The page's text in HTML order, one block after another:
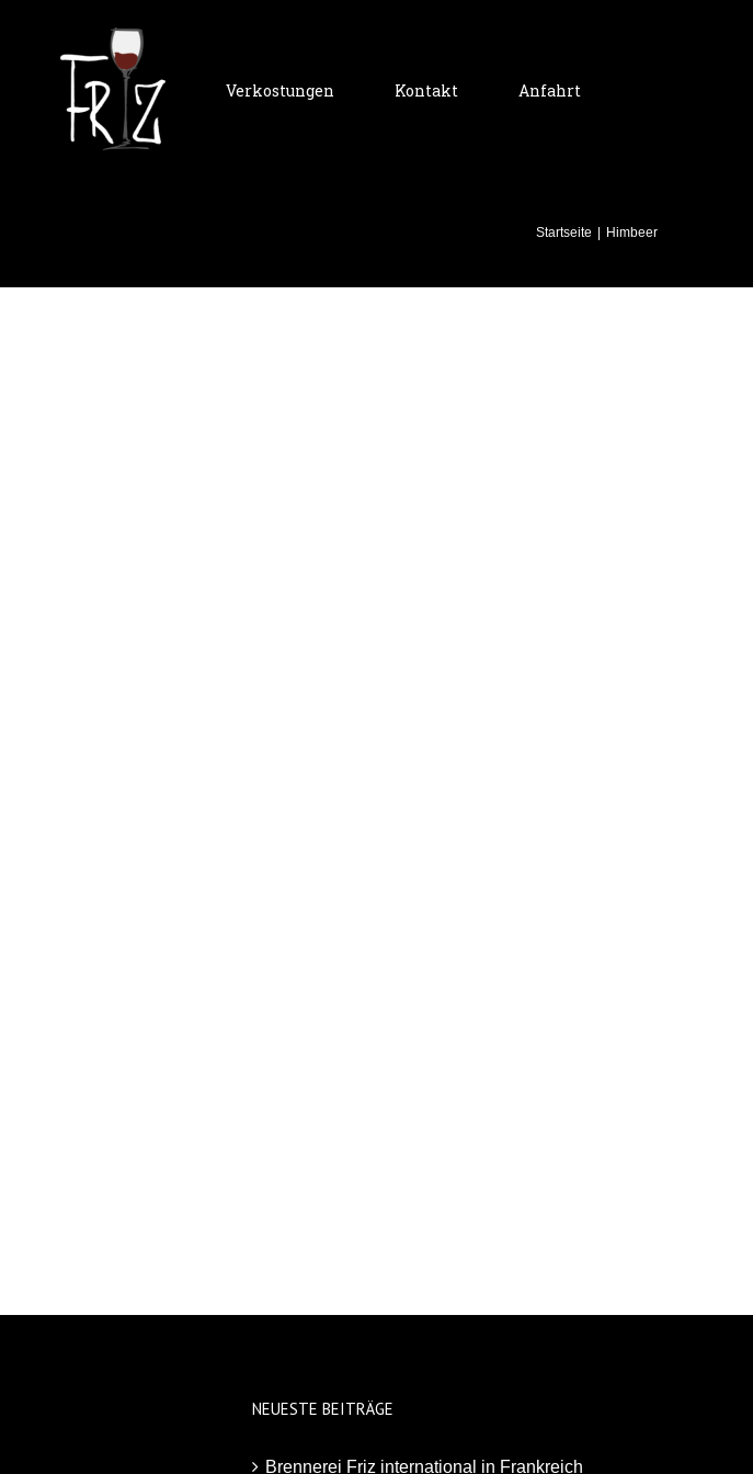
Verkostungen Kontakt Anfahrt
Startseite Himbeer
NEUESTE BEITRÄGE
Brennerei Friz international in Frankreich